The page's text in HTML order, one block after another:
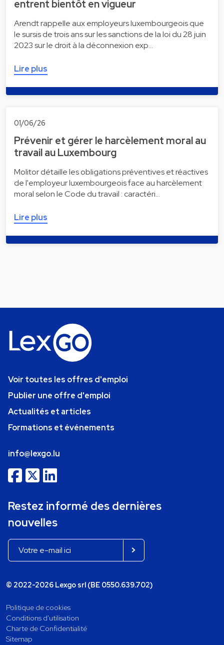
entrent bientôt en vigueur
Arendt rappelle aux employeurs luxembourgeois que
le sursis de trois ans sur les sanctions de la loi du 28 juin
2023 sur le droit à la déconnexion exp…
Lire plus
01/06/26
Prévenir et gérer le harcèlement moral au
travail au Luxembourg
Molitor détaille les obligations préventives et réactives
de l'employeur luxembourgeois face au harcèlement
moral selon le Code du travail : caractéri…
Lire plus
Voir toutes les offres d'emploi
Publier une offre d'emploi
Actualités et articles
Formations et événements
info@lexgo.lu
Restez informé des dernières
nouvelles
© 2022-2026 Lexgo srl (BE 0550.639.702)
Politique de cookies
Conditions d'utilisation
Charte de Confidentialité
Sitemap